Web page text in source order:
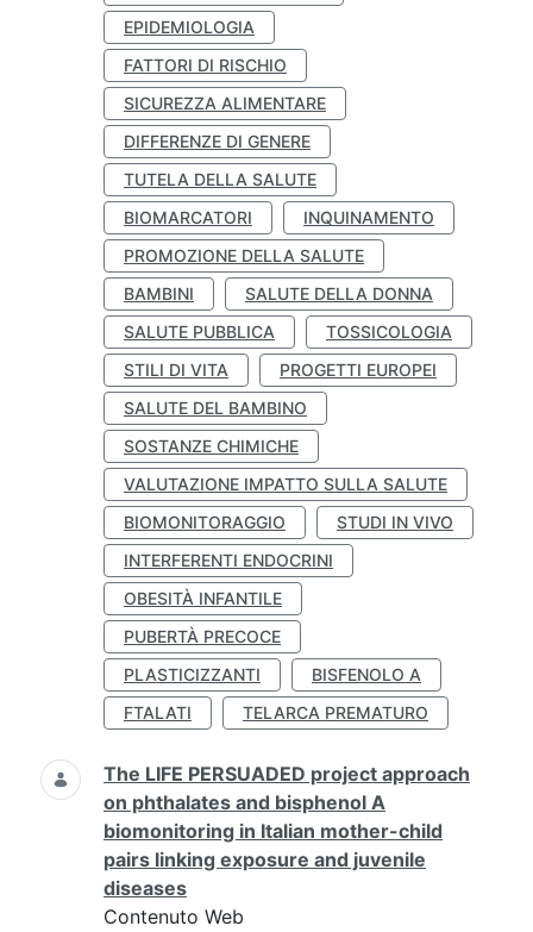
EPIDEMIOLOGIA
FATTORI DI RISCHIO
SICUREZZA ALIMENTARE
DIFFERENZE DI GENERE
TUTELA DELLA SALUTE
BIOMARCATORI
INQUINAMENTO
PROMOZIONE DELLA SALUTE
BAMBINI
SALUTE DELLA DONNA
SALUTE PUBBLICA
TOSSICOLOGIA
STILI DI VITA
PROGETTI EUROPEI
SALUTE DEL BAMBINO
SOSTANZE CHIMICHE
VALUTAZIONE IMPATTO SULLA SALUTE
BIOMONITORAGGIO
STUDI IN VIVO
INTERFERENTI ENDOCRINI
OBESITÀ INFANTILE
PUBERTÀ PRECOCE
PLASTICIZZANTI
BISFENOLO A
FTALATI
TELARCA PREMATURO
The LIFE PERSUADED project approach
on phthalates and bisphenol A
biomonitoring in Italian mother-child
pairs linking exposure and juvenile
diseases
Contenuto Web